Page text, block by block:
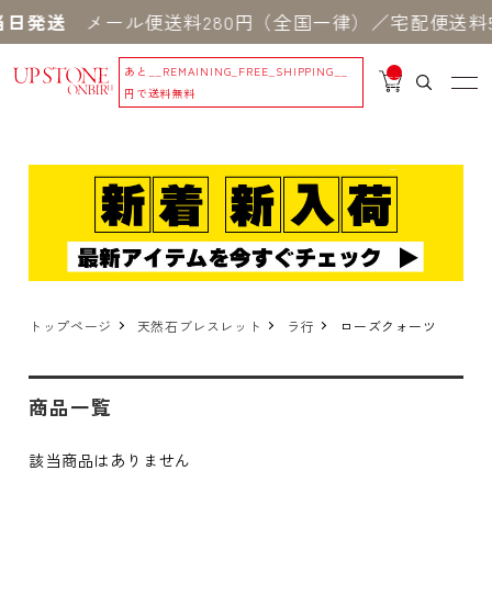
発送メール便送料280円（全国一律）／宅配便送
あと
__REMAINING_FREE_SHIPPING__
円で送料無料
__
IT
_
トップページ 天然石ブレスレット ラ行 ローズクォーツ
商品一覧
該当商品はありません